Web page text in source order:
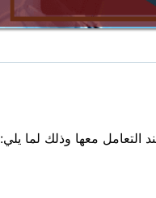
التعامل معها وذلك لما يلي: